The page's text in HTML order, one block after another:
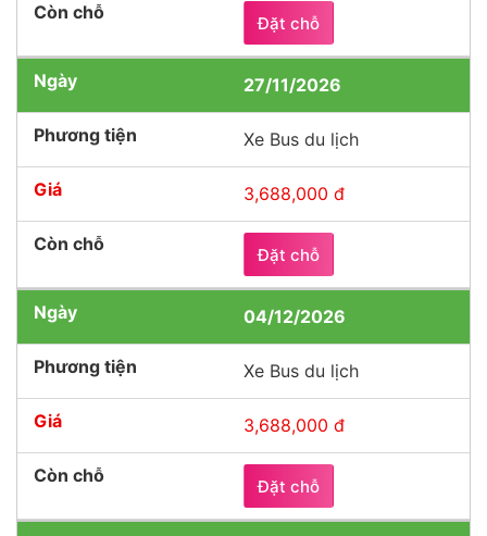
Đặt chỗ
27/11/2026
Xe Bus du lịch
3,688,000 đ
Đặt chỗ
04/12/2026
Xe Bus du lịch
3,688,000 đ
Đặt chỗ